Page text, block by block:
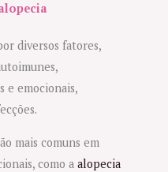
diversos fatores,
e emocionais,
mais comuns em
como aalopecia